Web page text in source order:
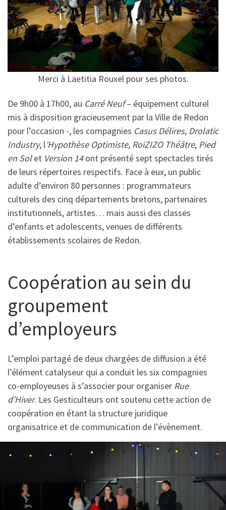
Merci à Laetitia Rouxel pour ses photos.
De 9h00 à 17h00, au Carré Neuf– équipement culturel
mis à disposition gracieusement par la Ville de Redon
pour l’occasion -, les compagnies Casus Délires, Drolatic
Industry, l’Hypothèse Optimiste, RoiZIZO Théâtre, Pied
en Solet Version 14ont présenté sept spectacles tirés
de leurs répertoires respectifs. Face à eux, un public
adulte d’environ 80 personnes : programmateurs
culturels des cinq départements bretons, partenaires
institutionnels, artistes… mais aussi des classes
d’enfants et adolescents, venues de différents
établissements scolaires de Redon.
Coopération au sein du
groupement
d’employeurs
L’emploi partagé de deux chargées de diffusion a été
l’élément catalyseur qui a conduit les six compagnies
co-employeuses à s’associer pour organiser Rue
d’Hiver. Les Gesticulteurs ont soutenu cette action de
coopération en étant la structure juridique
organisatrice et de communication de l’évènement.